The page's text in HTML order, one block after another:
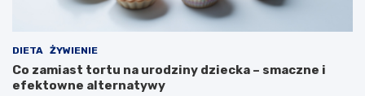
DIETA ŻYWIENIE
Co zamiast tortu na urodziny dziecka – smaczne i
efektowne alternatywy